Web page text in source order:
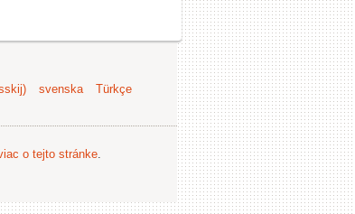
svenska
Türkçe
o tejto stránke.